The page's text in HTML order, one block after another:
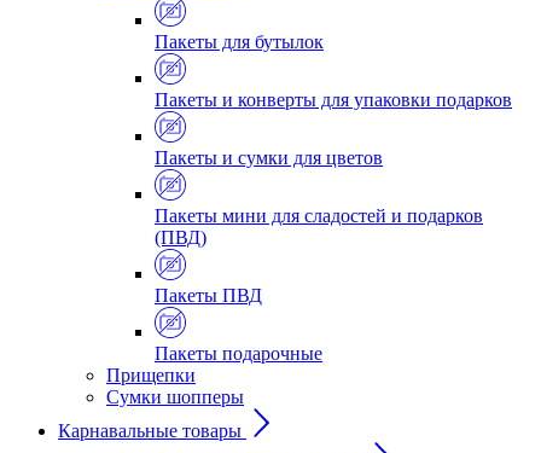
Пакеты для бутылок
Пакеты и конверты для упаковки подарков
Пакеты и сумки для цветов
Пакеты мини для сладостей и подарков
(ПВД)
Пакеты ПВД
Пакеты подарочные
Прищепки
Сумки шопперы
Карнавальные товары